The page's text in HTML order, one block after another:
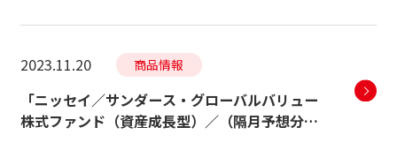
2023.11.20 商品情報
「ニッセイ／サンダース・グローバルバリュー
株式ファンド（資産成長型）／（隔月予想分配